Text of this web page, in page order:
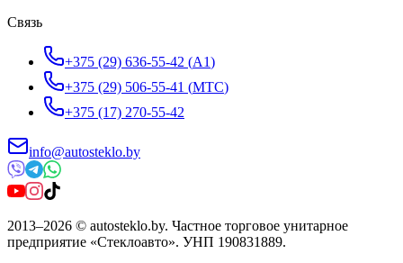
Связь
+375 (29) 636-55-42 (A1)
+375 (29) 506-55-41 (МТС)
+375 (17) 270-55-42
info@autosteklo.by
2013–2026 © autosteklo.by. Частное торговое унитарное
предприятие «Стеклоавто». УНП 190831889.